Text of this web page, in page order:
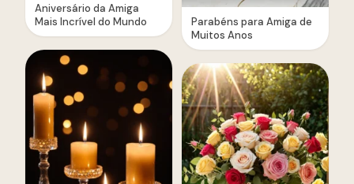
Aniversário da Amiga
Mais Incrível do Mundo
Parabéns para Amiga de
Muitos Anos